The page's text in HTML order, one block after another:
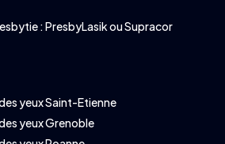
:PresbyLasikouSupracor
yeux Saint-Etienne
yeux Grenoble